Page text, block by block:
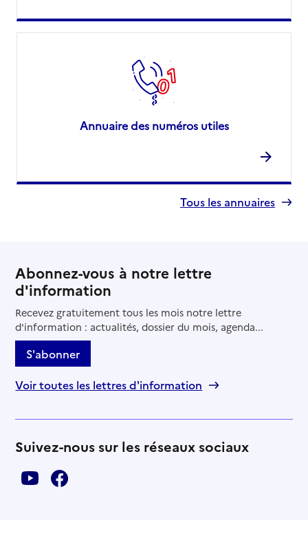
Annuaire des numéros utiles
Tous les annuaires
Abonnez-vous à notre lettre
d'information
Recevez gratuitement tous les mois notre lettre
d'information : actualités, dossier du mois, agenda...
S'abonner
Voir toutes les lettres d'information
Suivez-nous sur les réseaux sociaux